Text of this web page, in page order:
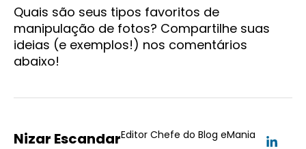
Quais são seus tipos favoritos de
manipulação de fotos? Compartilhe suas
ideias (e exemplos!) nos comentários
abaixo!
Nizar EscandarEditor Chefe do Blog eMania